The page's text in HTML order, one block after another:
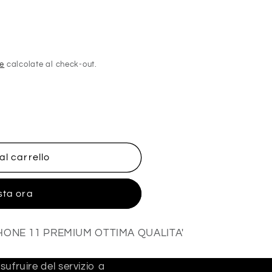
calcolate al check-out.
carrello
ora
11 PREMIUM OTTIMA QUALITA'
del servizio a